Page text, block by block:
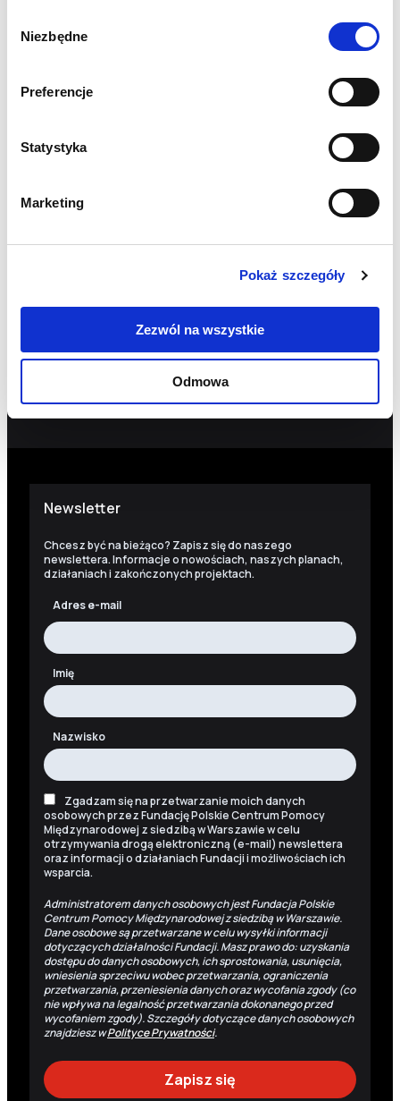
zgody
Niezbędne
Preferencje
Statystyka
Marketing
Pokaż szczegóły
Zezwól na wszystkie
Odmowa
KRS0000259298
PRZEKAŻ 1,5%
18 1140 1010 0000 5228 6800 1001
SKOPIUJ NUMER KONTA WIĘCEJ
Newsletter
Chcesz być na bieżąco? Zapisz się do naszego
newslettera. Informacje o nowościach, naszych planach,
działaniach i zakończonych projektach.
Adres e-mail
Imię
Nazwisko
Zgadzam się na przetwarzanie moich danych
osobowych przez Fundację Polskie Centrum Pomocy
Międzynarodowej z siedzibą w Warszawie w celu
otrzymywania drogą elektroniczną (e-mail) newslettera
oraz informacji o działaniach Fundacji i możliwościach ich
wsparcia.
Administratorem danych osobowych jest Fundacja Polskie
Centrum Pomocy Międzynarodowej z siedzibą w Warszawie.
Dane osobowe są przetwarzane w celu wysyłki informacji
dotyczących działalności Fundacji. Masz prawo do: uzyskania
dostępu do danych osobowych, ich sprostowania, usunięcia,
wniesienia sprzeciwu wobec przetwarzania, ograniczenia
przetwarzania, przeniesienia danych oraz wycofania zgody (co
nie wpływa na legalność przetwarzania dokonanego przed
wycofaniem zgody). Szczegóły dotyczące danych osobowych
znajdziesz wPolityce Prywatności.